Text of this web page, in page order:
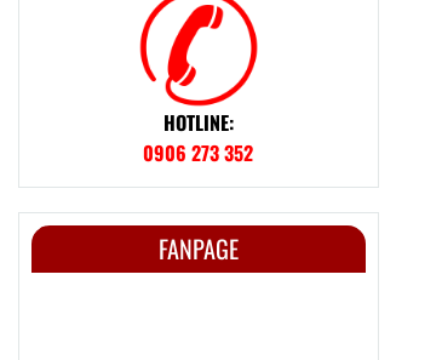
HOTLINE:
0906 273 352
FANPAGE